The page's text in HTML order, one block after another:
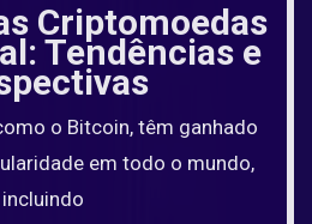
Criptomoedas
Tendências e
o Bitcoin, têm ganhado
em todo o mundo,
incluindo